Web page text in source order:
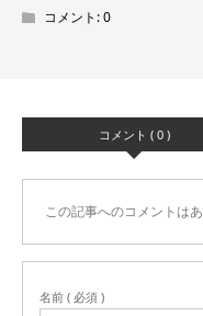
コメント:0
コメント ( 0 )
この記事へのコメントはあ
名前 ( 必須 )